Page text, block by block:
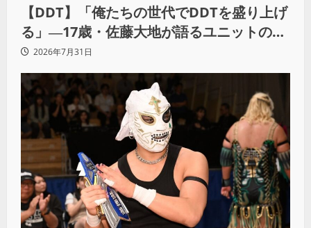
【DDT】「俺たちの世代でDDTを盛り上げ
る」―17歳・佐藤大地が語るユニットの絆
とシングル王座への飽くなき野望
2026年7月31日